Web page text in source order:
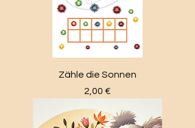
Zähle die Sonnen
Preis
2,00 €